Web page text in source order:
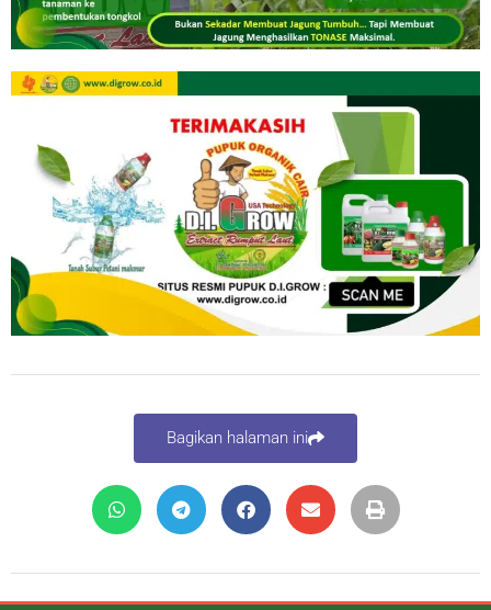
Bagikan halaman ini